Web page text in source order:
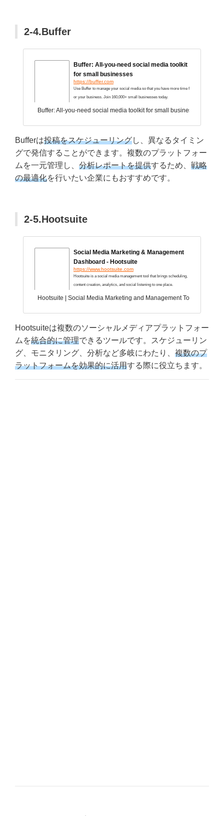
2-4.Buffer
Buffer: All-you-need social media toolkit
for small businesses
https://buffer.com
Use Buffer to manage your social media so that you have more time f
or your business. Join 160,000+ small businesses today.
Buffer: All-you-need social media toolkit for small businesses
Bufferは投稿をスケジューリングし、異なるタイミン
グで発信することができます。複数のプラットフォー
ムを一元管理し、 分析レポートを提供するため、 戦略
の最適化を行いたい企業にもおすすめです。
2-5.Hootsuite
Social Media Marketing & Management
Dashboard - Hootsuite
https://www.hootsuite.com
Hootsuite is a social media management tool that brings scheduling,
content creation, analytics, and social listening to one place.
Hootsuite | Social Media Marketing and Management Tool
Hootsuiteは複数のソーシャルメディアプラットフォー
ムを統合的に管理できるツールです。スケジューリン
グ、モニタリング、分析など多岐にわたり、 複数のプ
ラットフォームを効果的に活用する際に役立ちます。